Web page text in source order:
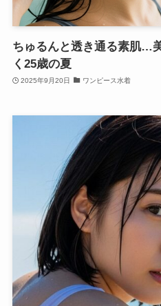
ちゅるんと透き通る素肌…
く25歳の夏
2025年9月20日 ワンピース水着